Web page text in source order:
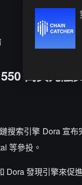
萬美元
搜索引擎 Dora 宣
等參投。
Dora 發現引擎來促